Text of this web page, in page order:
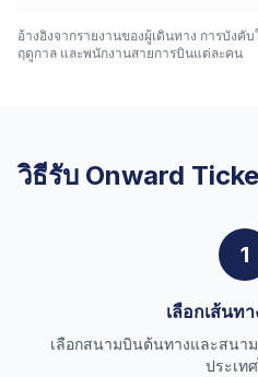
อ้างอิงจากรายงานของผู้เดินทาง การบังคั
ฤดูกาล และพนักงานสายการบินแต่ละคน
วิธีรับ Onward
1
เลือกเส้นท
เลือกสนามบินต้นทางและสนา
ประเท